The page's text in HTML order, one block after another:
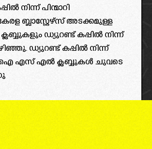
നിന്ന് പിന്മാറി
ബ്ലാസ്റ്റേഴ്‌സ് അടക്കമുള്ള
ഡ്യുറണ്ട് കപ്പിൽ നിന്ന്
ഡ്യുറണ്ട് കപ്പിൽ നിന്ന്
ഐ എസ് എൽ ക്ലബ്ബുകൾ ചുവടെ